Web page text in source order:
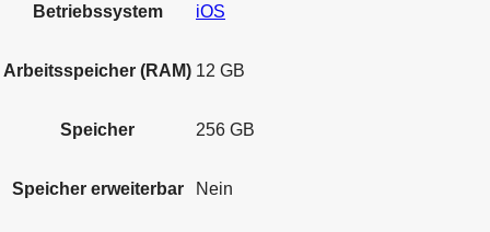
Betriebssystem iOS
Arbeitsspeicher (RAM) 12 GB
Speicher 256 GB
Speicher erweiterbar Nein